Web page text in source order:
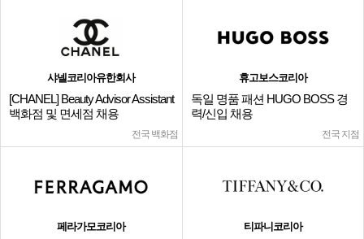
샤넬코리아유한회사
[CHANEL] Beauty Advisor Assistant
백화점 및 면세점 채용
전국 백화점
휴고보스코리아
독일 명품 패션 HUGO BOSS 경
력/신입 채용
전국 지점
페라가모코리아 티파니코리아